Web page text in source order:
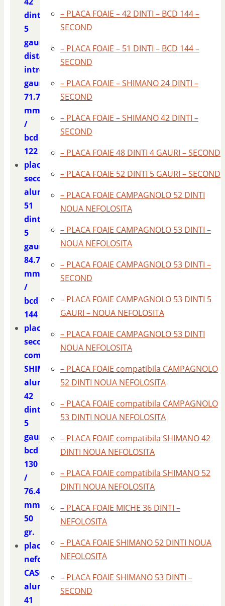
dinti
5
gauri
distanta
intre
gauri
71.7
mm
/
bcd
122
placa
second
aluminiu
51
dinti
5
gauri
84.7
mm
/
bcd
144
placa
second
compatibila
SHIMANO
aluminiu
42
dinti
5
gauri
bcd
130
/
76.4
mm.
50
gr.
placa
nefolosita
CASCELLA
aluminiu
41
– PLACA FOAIE – 42 DINTI – BCD 144 –
SECOND
– PLACA FOAIE – 51 DINTI – BCD 144 –
SECOND
– PLACA FOAIE – SHIMANO 24 DINTI –
SECOND
– PLACA FOAIE – SHIMANO 42 DINTI –
SECOND
– PLACA FOAIE 48 DINTI 4 GAURI – SECOND
– PLACA FOAIE 52 DINTI 5 GAURI – SECOND
– PLACA FOAIE CAMPAGNOLO 52 DINTI
NOUA NEFOLOSITA
– PLACA FOAIE CAMPAGNOLO 53 DINTI –
NOUA NEFOLOSITA
– PLACA FOAIE CAMPAGNOLO 53 DINTI –
SECOND
– PLACA FOAIE CAMPAGNOLO 53 DINTI 5
GAURI – NOUA NEFOLOSITA
– PLACA FOAIE CAMPAGNOLO 53 DINTI
NOUA NEFOLOSITA
– PLACA FOAIE compatibila CAMPAGNOLO
52 DINTI NOUA NEFOLOSITA
– PLACA FOAIE compatibila CAMPAGNOLO
53 DINTI NOUA NEFOLOSITA
– PLACA FOAIE compatibila SHIMANO 42
DINTI NOUA NEFOLOSITA
– PLACA FOAIE compatibila SHIMANO 52
DINTI NOUA NEFOLOSITA
– PLACA FOAIE MICHE 36 DINTI –
NEFOLOSITA
– PLACA FOAIE SHIMANO 52 DINTI NOUA
NEFOLOSITA
– PLACA FOAIE SHIMANO 53 DINTI –
SECOND